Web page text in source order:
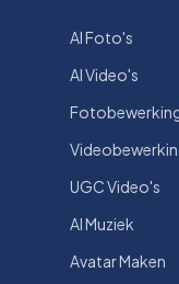
AI Foto's
AI Video's
UGC Video's
AI Muziek
Avatar Maken